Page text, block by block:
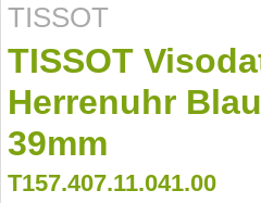
TISSOT
TISSOT
Herrenuhr
39mm
T157.407.11.041.00